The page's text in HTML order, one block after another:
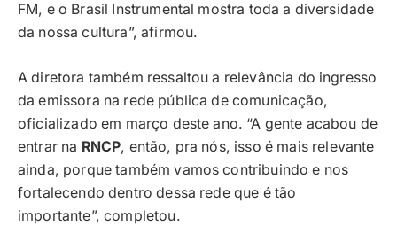
FM, e o Brasil Instrumental mostra toda a diversidade
da nossa cultura”, afirmou.
A diretora também ressaltou a relevância do ingresso
da emissora na rede pública de comunicação,
oficializado em março deste ano. “A gente acabou de
entrar na RNCP, então, pra nós, isso é mais relevante
ainda, porque também vamos contribuindo e nos
fortalecendo dentro dessa rede que é tão
importante”, completou.